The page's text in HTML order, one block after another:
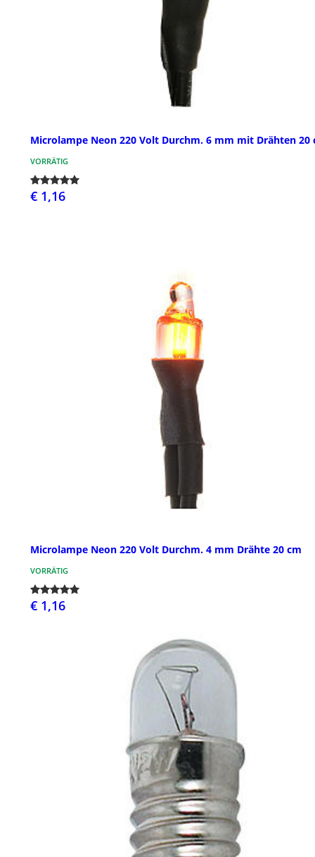
Microlampe Neon 220 Volt Durchm. 6 mm mit Drähten 20
VORRÄTIG
€ 1,16
Microlampe Neon 220 Volt Durchm. 4 mm Drähte 20 cm
VORRÄTIG
€ 1,16